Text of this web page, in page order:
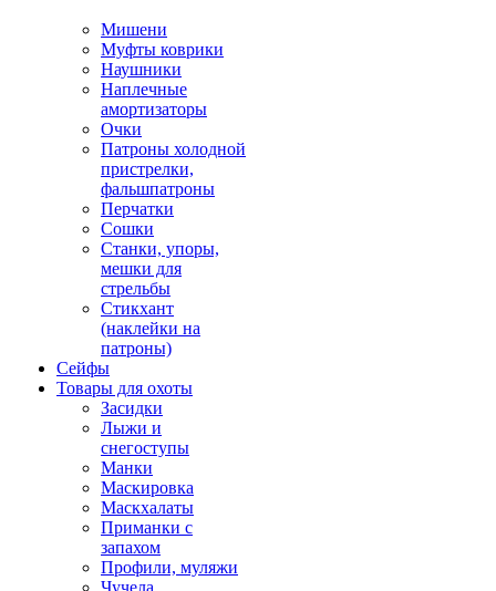
Мишени
Муфты коврики
Наушники
Наплечные
амортизаторы
Очки
Патроны холодной
пристрелки,
фальшпатроны
Перчатки
Сошки
Станки, упоры,
мешки для
стрельбы
Стикхант
(наклейки на
патроны)
Сейфы
Товары для охоты
Засидки
Лыжи и
снегоступы
Манки
Маскировка
Маскхалаты
Приманки с
запахом
Профили, муляжи
Чучела